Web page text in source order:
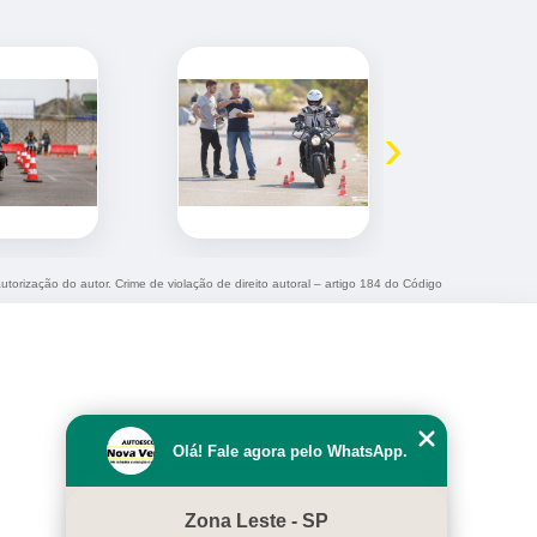
›
do autor. Crime de violação de direito autoral – artigo 184 do Código
Olá! Fale agora pelo WhatsApp.
Zona Leste - SP